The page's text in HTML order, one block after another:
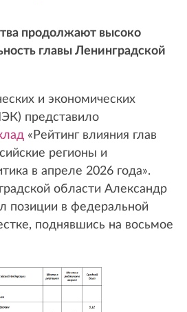
продолжают высоко
главы Ленинградской
и экономических
представило
«Рейтинг влияния глав
регионы и
в апреле 2026 года».
области Александр
позиции в федеральной
поднявшись на восьмое